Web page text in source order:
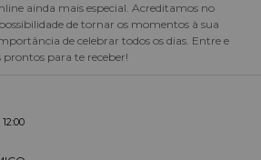
ainda mais especial. Acreditamos no
de tornar os momentos à sua
de celebrar todos os dias. Entre e
para te receber!